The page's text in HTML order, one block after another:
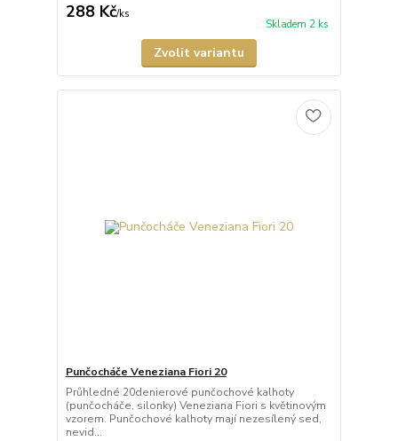
288 Kč/ks
Skladem 2 ks
Zvolit variantu
Punčocháče Veneziana Fiori 20
Průhledné 20denierové punčochové kalhoty
(punčocháče, silonky) Veneziana Fiori s květinovým
vzorem. Punčochové kalhoty mají nezesílený sed,
nevid...